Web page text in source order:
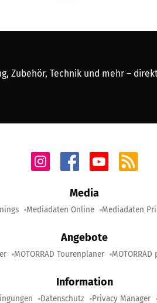
Zubehör, Technik und mehr –
Media
Mediadaten Online Mediadaten
Angebote
MOTORRAD Tourenplaner MOTORRAD
Information
Datenschutz Privacy Manager